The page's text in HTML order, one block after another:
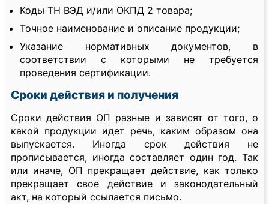
Коды ТН ВЭД и/или ОКПД 2 товара;
Точное наименование и описание продукции;
Указание нормативных документов, в
соответствии с которыми не требуется
проведения сертификации.
Сроки действия и получения
Сроки действия ОП разные и зависят от того, о
какой продукции идет речь, каким образом она
выпускается. Иногда срок действия не
прописывается, иногда составляет один год. Так
или иначе, ОП прекращает действие, как только
прекращает свое действие и законодательный
акт, на который ссылается письмо.